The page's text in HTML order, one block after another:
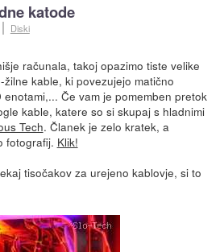
katode
Diski
računala, takoj opazimo tiste velike
kable, ki povezujejo matično
Če vam je pomemben pretok
kable, katere so si skupaj s hladnimi
Tech. Članek je zelo kratek, a
fotografij. Klik!
tisočakov za urejeno kablovje, si to